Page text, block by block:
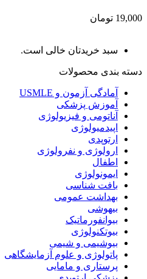
19,000 تومان
سبد خریدتان خالی است.
دسته بندی محصولات
آمادگی آزمون و USMLE
آموزش پزشکی
آناتومی و فیزیولوژی
اپیدمیولوژی
ارتوپدی
ارولوژی و نفرولوژی
اطفال
ایمونولوژی
بافت شناسی
بهداشت عمومی
بیهوشی
بیوانفورماتیک
بیوتکنولوژی
بیوشیمی و شیمی
پاتولوژی و علوم آزمایشگاهی
پرستاری و مامایی